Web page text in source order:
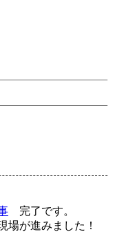
完了です。
が進みました！